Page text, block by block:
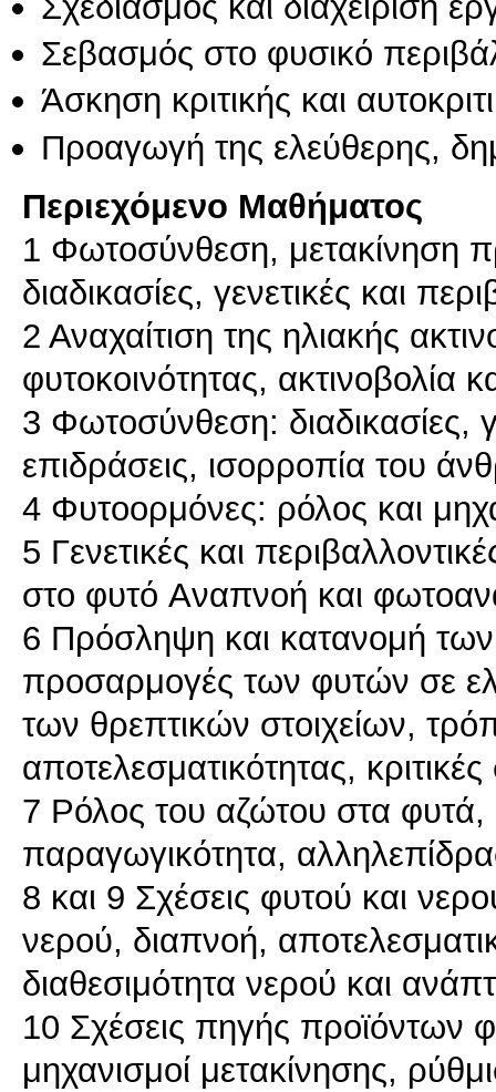
Σεβασμός στο φυσικό
Άσκηση κριτικής και
Προαγωγή της ελεύθερης,
Περιεχόμενο Μαθήματος
1 Φωτοσύνθεση, μετακίνηση
διαδικασίες, γενετικές και
2 Αναχαίτιση της ηλιακής
φυτοκοινότητας, ακτινοβολία
3 Φωτοσύνθεση: διαδικασίες,
επιδράσεις, ισορροπία του
4 Φυτοορμόνες: ρόλος και
5 Γενετικές και
στο φυτό Aναπνοή και
6 Πρόσληψη και κατανομή των
προσαρμογές των φυτών σε
των θρεπτικών στοιχείων,
αποτελεσματικότητας,
7 Ρόλος του αζώτου στα φυτά,
παραγωγικότητα,
8 και 9 Σχέσεις φυτού και
νερού, διαπνοή,
διαθεσιμότητα νερού και
10 Σχέσεις πηγής προϊόντων
μηχανισμοί μετακίνησης,